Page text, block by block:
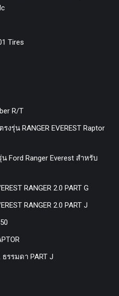
Tires
R/T
รุ่น RANGER EVEREST Raptor
Ford Ranger Everest สำหรับ
RANGER 2.0 PART G
RANGER 2.0 PART J
รรมดา PART J